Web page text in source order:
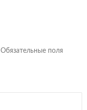
Обязательные поля